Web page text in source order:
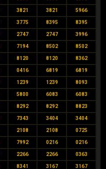
3821 3821 5966
3775 8395 8395
2747 2747 3996
7194 8502 8502
8120 8120 8362
0416 6819 6819
1239 1239 8093
5800 6083 6083
8292 8292 8823
7343 3404 3404
2108 2108 0725
7992 0216 0216
2266 2266 0363
8341 3167 3167